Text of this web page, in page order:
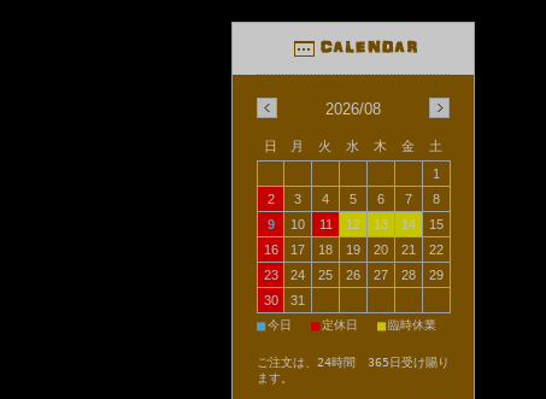
2026/08
日 月 火 水 木 金
土
1
2
3 4 5 6 7
8
9
10 11 12 13 14
15
16
17 18 19 20 21
22
23
24 25 26 27 28
29
30
31
■今日 ■定休日 ■臨時休業
ご注文は、24時間 365日受け賜り
ます。